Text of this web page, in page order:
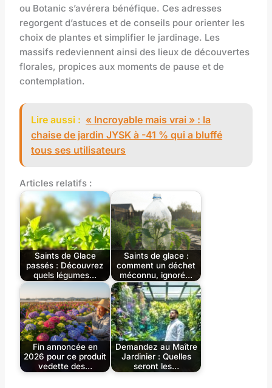
ou Botanic s’avérera bénéfique. Ces adresses
regorgent d’astuces et de conseils pour orienter les
choix de plantes et simplifier le jardinage. Les
massifs redeviennent ainsi des lieux de découvertes
florales, propices aux moments de pause et de
contemplation.
Lire aussi : « Incroyable mais vrai » : la
chaise de jardin JYSK à -41 % qui a bluffé
tous ses utilisateurs
Articles relatifs :
Saints de Glace
passés : Découvrez
quels légumes…
Saints de glace :
comment un déchet
méconnu, ignoré…
Fin annoncée en
2026 pour ce produit
vedette des…
Demandez au Maître
Jardinier : Quelles
seront les…